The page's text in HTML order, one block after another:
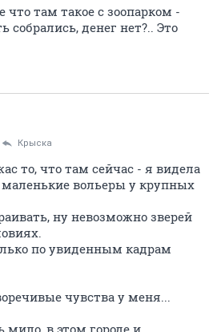
что там такое с зоопарком -
собрались, денег нет?.. Это
Крыска
то, что там сейчас - я видела
вольеры у крупных
ну невозможно зверей
по увиденным кадрам
чувства у меня...